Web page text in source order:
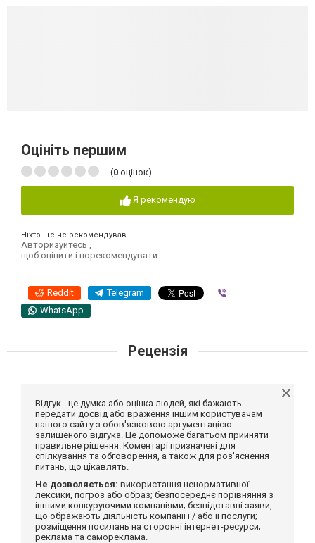
Оцініть першим
(0 оцінок)
Я рекомендую
Ніхто ще не рекомендував
Авторизуйтесь
щоб оцінити і порекомендувати
Reddit Telegram
WhatsApp
Рецензія
Відгук - це думка або оцінка людей, які бажають
передати досвід або враження іншим користувачам
нашого сайту з обов'язковою аргументацією
залишеного відгука. Це допоможе багатьом прийняти
правильне рішення. Коментарі призначені для
спілкування та обговорення, а також для роз'яснення
питань, що цікавлять.
Не дозволяється: використання ненормативної
лексики, погроз або образ; безпосереднє порівняння з
іншими конкуруючими компаніями; безпідставні заяви,
що ображають діяльність компанії і / або її послуги;
розміщення посилань на сторонні інтернет-ресурси;
реклама та самореклама.